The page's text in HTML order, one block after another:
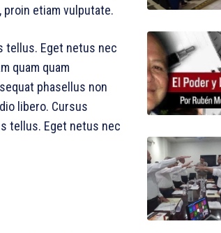
proin etiam vulputate.
tellus. Eget netus nec
quam quam
phasellus non
libero. Cursus
tellus. Eget netus nec